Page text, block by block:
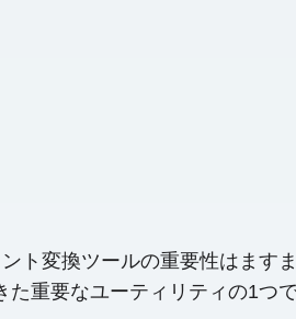
ト変換ツールの重要性はます
重要なユーティリティの1つ